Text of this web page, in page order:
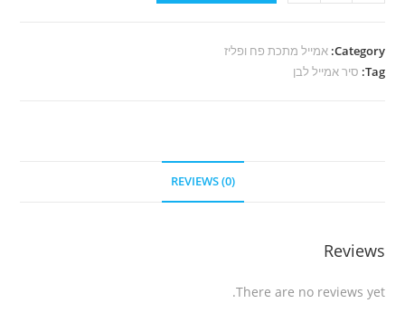
סיר
לבן
קלאסי
Category: אמייל מתכת פח ופליז
Tag: סיר אמייל לבן
REVIEWS (0)
Reviews
There are no reviews yet.